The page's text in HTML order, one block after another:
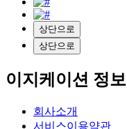
상단으로
상단으로
이지케이션 정보
회사소개
서비스이용약관